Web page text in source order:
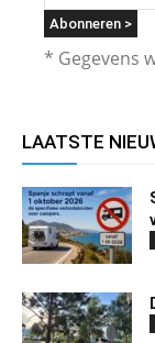
* Gegevens
LAATSTE